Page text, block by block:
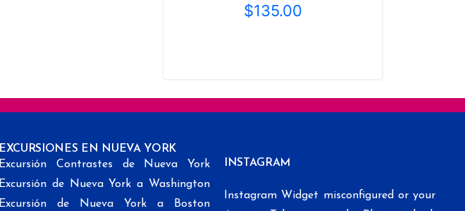
$135.00
EXCURSIONES EN NUEVA YORK
Excursión Contrastes de Nueva York
Excursión de Nueva York a Washington
Excursión de Nueva York a Boston
INSTAGRAM
Instagram Widget misconfigured or your